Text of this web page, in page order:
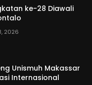
ke-28 Diawali
2026
Unismuh Makassar
Internasional